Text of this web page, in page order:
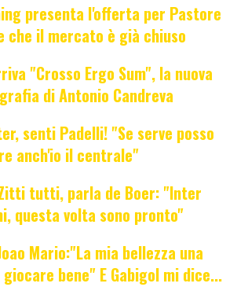
presenta l'offerta per Pastore
che il mercato è già chiuso
"Crosso Ergo Sum", la nuova
di Antonio Candreva
senti Padelli! "Se serve posso
anch'io il centrale"
Zitti tutti, parla de Boer: "Inter
questa volta sono pronto"
Joao Mario:"La mia bellezza una
bene" E Gabigol mi dice...